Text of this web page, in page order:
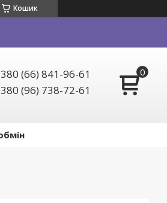
Кошик
(66) 841-96-61
(96) 738-72-61